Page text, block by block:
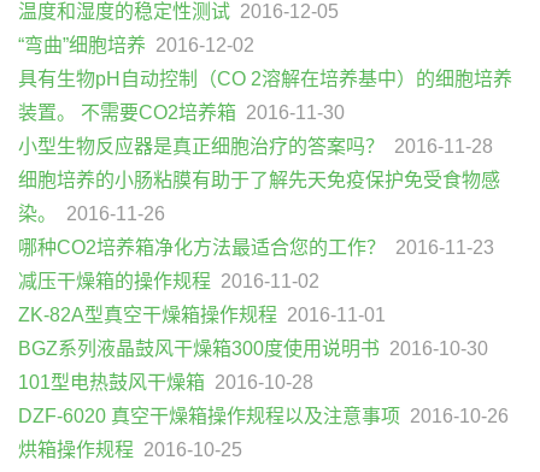
温度和湿度的稳定性测试 2016-12-05
“弯曲”细胞培养 2016-12-02
具有生物pH自动控制（CO 2溶解在培养基中）的细胞培养
装置。 不需要CO2培养箱 2016-11-30
小型生物反应器是真正细胞治疗的答案吗？
2016-11-28
细胞培养的小肠粘膜有助于了解先天免疫保护免受食物感
染。
2016-11-26
哪种CO2培养箱净化方法最适合您的工作？
2016-11-23
减压干燥箱的操作规程 2016-11-02
ZK-82A型真空干燥箱操作规程 2016-11-01
BGZ系列液晶鼓风干燥箱300度使用说明书 2016-10-30
101型电热鼓风干燥箱 2016-10-28
DZF-6020 真空干燥箱操作规程以及注意事项 2016-10-26
烘箱操作规程 2016-10-25